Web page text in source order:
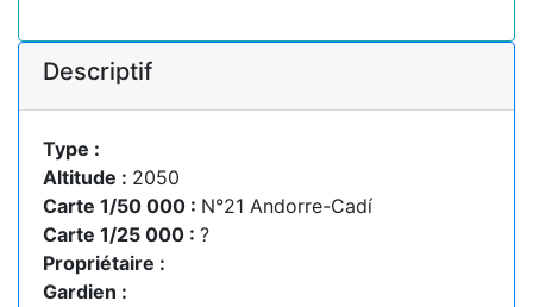
Descriptif
Type :
Altitude : 2050
Carte 1/50 000 : N°21 Andorre-Cadí
Carte 1/25 000 : ?
Propriétaire :
Gardien :